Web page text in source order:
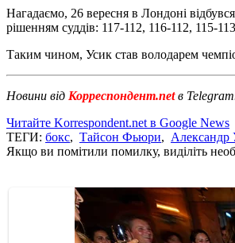
Нагадаємо, 26 вересня в Лондоні
рішенням суддів: 117-112, 116-112, 115-
Таким чином, Усик став володарем
Новини від Корреспондент.netв
Читайте Korrespondent.net в Google News
ТЕГИ: бокс, Тайсон Фьюри, Александр
Якщо ви помітили помилку, виділіть